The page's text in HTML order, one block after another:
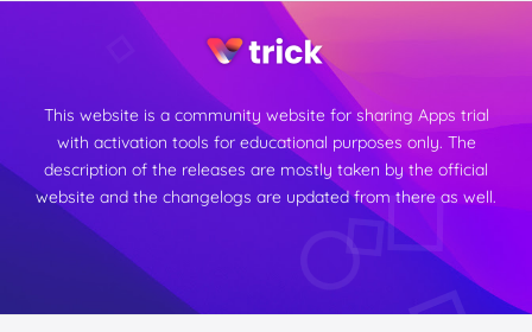
This website is a community website for sharing Apps trial
with activation tools for educational purposes only. The
description of the releases are mostly taken by the official
website and the changelogs are updated from there as well.